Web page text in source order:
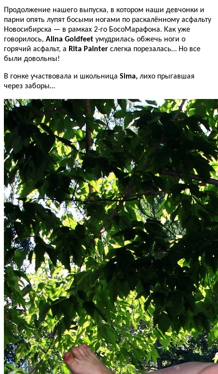
Продолжение нашего выпуска, в котором наши девчонки и
парни опять лупят босыми ногами по раскалённому асфальту
Новосибирска — в рамках 2-го БосоМарафона. Как уже
говорилось, Alina Goldfeet умудрилась обжечь ноги о
горячий асфальт, а Rita Painter слегка порезалась… Но все
были довольны!
В гонке участвовала и школьница Sima, лихо прыгавшая
через заборы…